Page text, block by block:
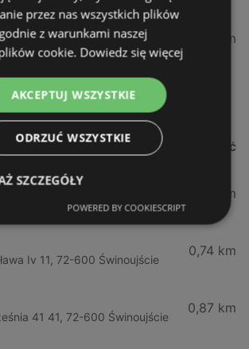
510 Wolin
24,01 km
w pobliżu
ODLEGŁOŚĆ
2, 72-602 Świnoujście
0,64 km
Iv 11, 72-600 Świnoujście
0,74 km
41 41, 72-600 Świnoujście
0,87 km
przez nas wszystkich plików
z warunkami naszej
cookie. Dowiedz się więcej
AKCEPTUJ WSZYSTKIE
ODRZUĆ WSZYSTKIE
SZCZEGÓŁY
POWERED BY COOKIESCRIPT